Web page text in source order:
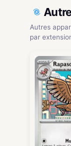
Autres
par